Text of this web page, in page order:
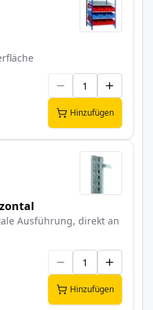
Hinzufügen
Ausführung, direkt an
Hinzufügen